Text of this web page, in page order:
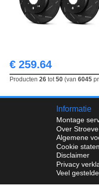
€ 259.64
Producten 26 tot 50 (van 6045
Informatie
Montage
Over
Algemene
Cookie
Disclaimer
Privacy
Veel